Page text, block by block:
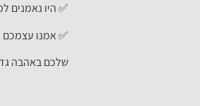
✅ היו נאמנים
✅ אמנו עצמכם
שלכם באהבה